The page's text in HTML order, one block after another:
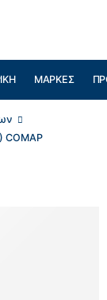
ΜΆΡΚΕΣ
COMAP